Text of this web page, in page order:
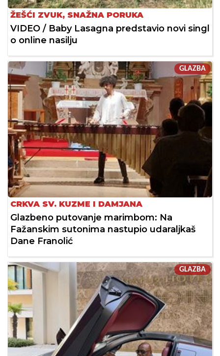
ŽEŠĆI ZVUK, SNAŽNA PORUKA
VIDEO / Baby Lasagna predstavio novi singl
o online nasilju
GLAZBA
CRKVA SV. KUZME I DAMJANA
Glazbeno putovanje marimbom: Na
Fažanskim sutonima nastupio udaraljkaš
Dane Franolić
GLAZBA